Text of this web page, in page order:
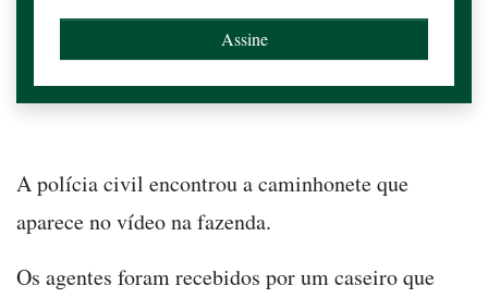
A polícia civil encontrou a caminhonete que
aparece no vídeo na fazenda.
Os agentes foram recebidos por um caseiro que